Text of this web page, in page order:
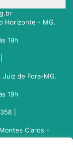
Horizonte - MG.
19h
Juiz de Fora-MG.
19h
|
Claros -